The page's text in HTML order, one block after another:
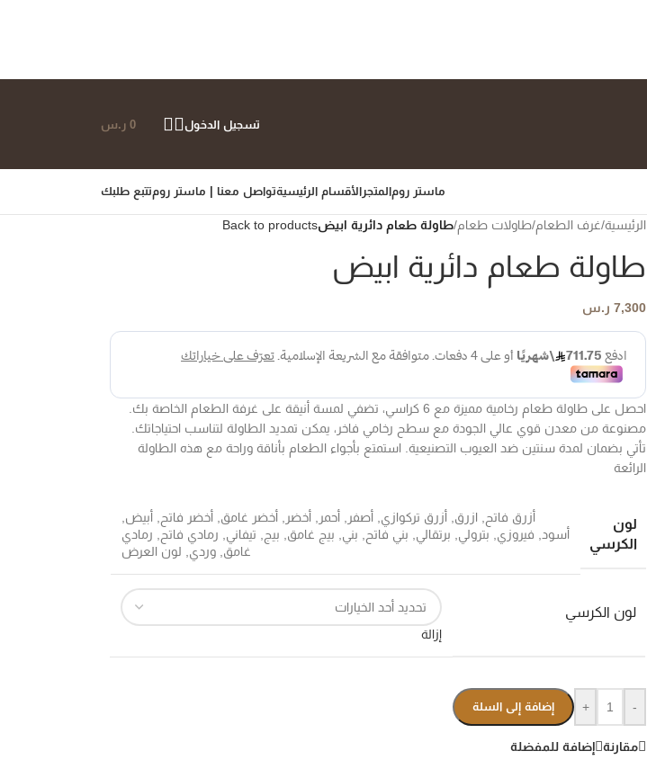
تسجيل الدخول 0 ر.س
ماستر رومالمتجر الأقسام الرئيسيةتواصل معنا | ماستر رومتتبع طلبك
الرئيسية/غرف الطعام/طاولات طعام/طاولة طعام دائرية ابيضBack to products
طاولة طعام دائرية ابيض
7,300 ر.س
احصل على طاولة طعام رخامية مميزة مع 6 كراسي، تضفي لمسة أنيقة على غرفة الطعام الخاصة بك.
مصنوعة من معدن قوي عالي الجودة مع سطح رخامي فاخر، يمكن تمديد الطاولة لتناسب احتياجاتك.
تأتي بضمان لمدة سنتين ضد العيوب التصنيعية. استمتع بأجواء الطعام بأناقة وراحة مع هذه الطاولة
الرائعة
لون
الكرسي
أزرق فاتح ازرق أزرق تركوازي أصفر أحمر أخضر أخضر غامق أخضر فاتح أبيض
أسود
فيروزي بترولي برتقالي بني فاتح بني بيج غامق بيج تيفاني رمادي فاتح
رمادي
غامق وردي لون العرض
لون الكرسي
إزالة
-
+ إضافة إلى السلة
مقارنة إضافة للمفضلة